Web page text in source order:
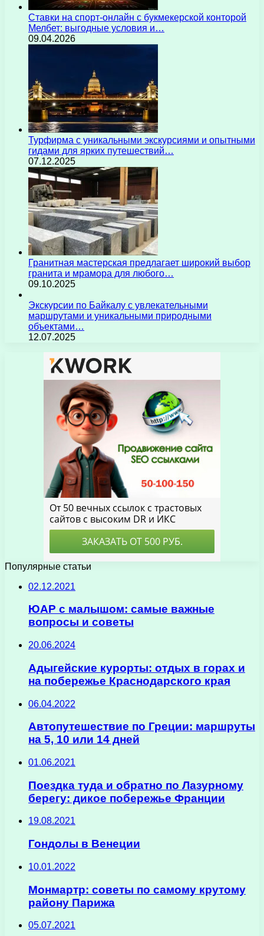
Ставки на спорт-онлайн с букмекерской конторой
Мелбет: выгодные условия и…
09.04.2026
Турфирма с уникальными экскурсиями и опытными
гидами для ярких путешествий…
07.12.2025
Гранитная мастерская предлагает широкий выбор
гранита и мрамора для любого…
09.10.2025
Экскурсии по Байкалу с увлекательными
маршрутами и уникальными природными
объектами…
12.07.2025
Популярные статьи
02.12.2021
ЮАР с малышом: самые важные
вопросы и советы
20.06.2024
Адыгейские курорты: отдых в горах и
на побережье Краснодарского края
06.04.2022
Автопутешествие по Греции: маршруты
на 5, 10 или 14 дней
01.06.2021
Поездка туда и обратно по Лазурному
берегу: дикое побережье Франции
19.08.2021
Гондолы в Венеции
10.01.2022
Монмартр: советы по самому крутому
району Парижа
05.07.2021